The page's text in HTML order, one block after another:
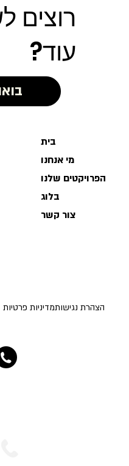
בית
מי אנחנו
הפרויקטים שלנו
בלוג
צור קשר
מדיניות פרטיותהצהרת נגישות
רוצים
עוד?